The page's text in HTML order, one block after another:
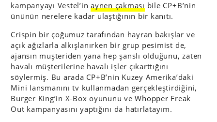
kampanyayı Vestel’inaynen çakması bile CP+B’nin
ününün nerelere kadar ulaştığının bir kanıtı.
Crispin bir çoğumuz tarafından hayran bakışlar ve
açık ağızlarla alkışlanırken bir grup pesimist de,
ajansın müşteriden yana hep şanslı olduğunu, zaten
havalı müşterilerine havalı işler çıkarttığını
söylermiş. Bu arada CP+B’nin Kuzey Amerika’daki
Mini lansmanını tv kullanmadan gerçekleştirdiğini,
Burger King’in X-Box oyununu ve Whopper Freak
Out kampanyasını yaptığını da hatırlatayım.